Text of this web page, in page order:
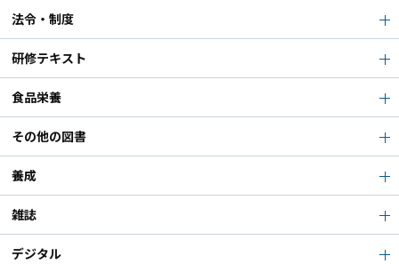
法令・制度
研修テキスト
食品栄養
その他の図書
養成
雑誌
デジタル